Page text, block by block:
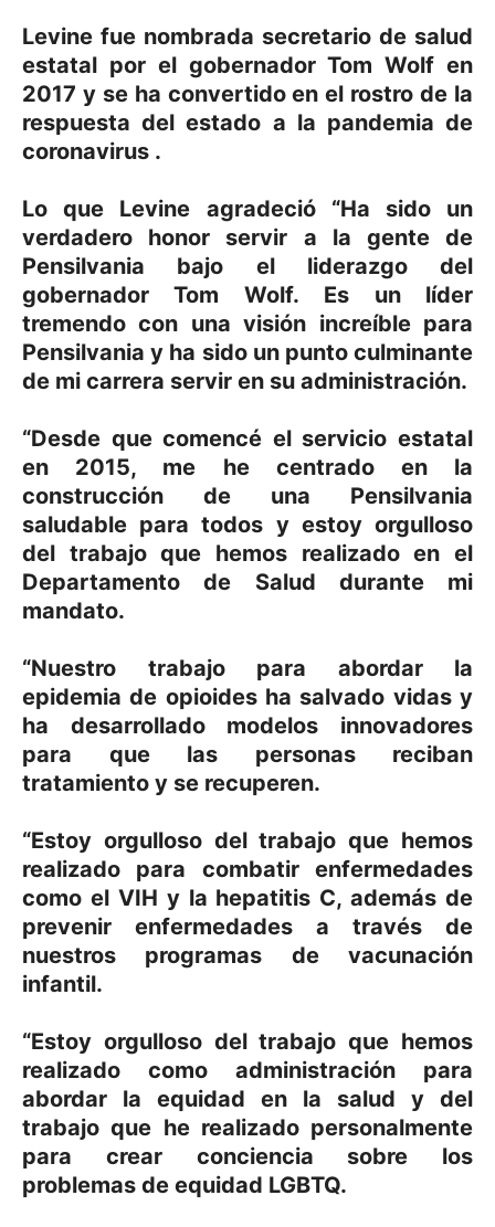
Levine fue nombrada secretario de salud
estatal por el gobernador Tom Wolf en
2017 y se ha convertido en el rostro de la
respuesta del estado a la pandemia de
coronavirus .
Lo que Levine agradeció “Ha sido un
verdadero honor servir a la gente de
Pensilvania bajo el liderazgo del
gobernador Tom Wolf. Es un líder
tremendo con una visión increíble para
Pensilvania y ha sido un punto culminante
de mi carrera servir en su administración.
“Desde que comencé el servicio estatal
en 2015, me he centrado en la
construcción de una Pensilvania
saludable para todos y estoy orgulloso
del trabajo que hemos realizado en el
Departamento de Salud durante mi
mandato.
“Nuestro trabajo para abordar la
epidemia de opioides ha salvado vidas y
ha desarrollado modelos innovadores
para que las personas reciban
tratamiento y se recuperen.
“Estoy orgulloso del trabajo que hemos
realizado para combatir enfermedades
como el VIH y la hepatitis C, además de
prevenir enfermedades a través de
nuestros programas de vacunación
infantil.
“Estoy orgulloso del trabajo que hemos
realizado como administración para
abordar la equidad en la salud y del
trabajo que he realizado personalmente
para crear conciencia sobre los
problemas de equidad LGBTQ.